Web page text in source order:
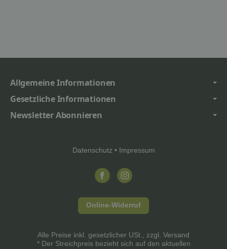
Allgemeine Informationen
Gesetzliche Informationen
Newsletter Abonnieren
Datenschutz • Impressum
Online-Widerruf
Alle Preise inkl. gesetzlicher USt., zzgl. Versand
* Der Streichpreis bezieht sich auf den aktuellen